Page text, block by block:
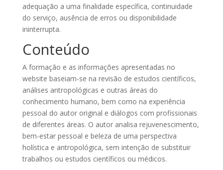
adequação a uma finalidade específica, continuidade
do serviço, ausência de erros ou disponibilidade
ininterrupta.
Conteúdo
A formação e as informações apresentadas no
website baseiam-se na revisão de estudos científicos,
análises antropológicas e outras áreas do
conhecimento humano, bem como na experiência
pessoal do autor original e diálogos com profissionais
de diferentes áreas. O autor analisa rejuvenescimento,
bem-estar pessoal e beleza de uma perspectiva
holística e antropológica, sem intenção de substituir
trabalhos ou estudos científicos ou médicos.